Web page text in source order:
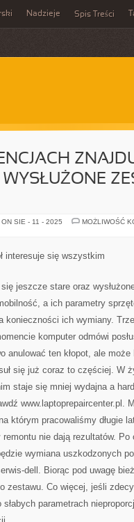
Nadzieje Spis Treści
WYSŁUŻONE
SIE - 11 - 2025
MOŻLIWOŚĆ
interesuje się wszystkim
jeszcze stare oraz
a ich parametry
konieczności ich wymiany.
komputer odmówi
anulować ten kłopot, ale
się już coraz to częściej. W
staje się mniej wydajna a
www.laptoprepaircenter.pl.
którym pracowaliśmy długie
nie dają rezultatów.
wymiana uszkodzonych
dell. Biorąc pod uwagę
zestawu. Co więcej, jeśli
parametrach